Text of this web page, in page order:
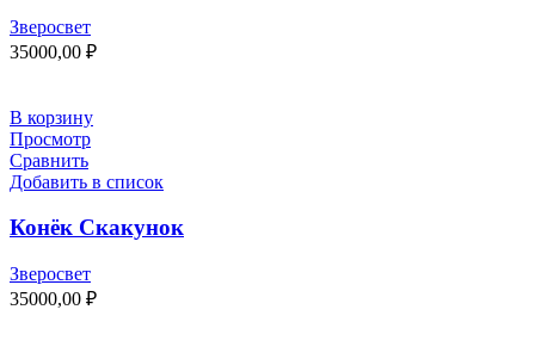
Зверосвет
35000,00 ₽
В корзину
Просмотр
Сравнить
Добавить в список
Конёк Скакунок
Зверосвет
35000,00 ₽